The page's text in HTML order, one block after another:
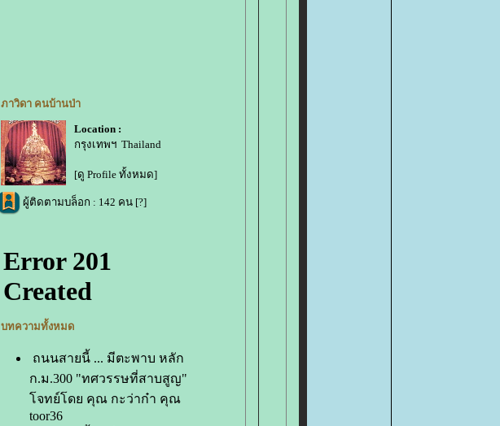
ภาวิดา คนบ้านป่า
Location :
กรุงเทพฯ Thailand
[ดู Profile ทั้งหมด]
ผู้ติดตามบล็อก : 142 คน [?]
บทความทั้งหมด
ถนนสายนี้ ... มีตะพาบ หลัก
ก.ม.300 "ทศวรรษที่สาบสูญ"
จทย์โดย คุณ กะว่าก๋า คุณ
toor36